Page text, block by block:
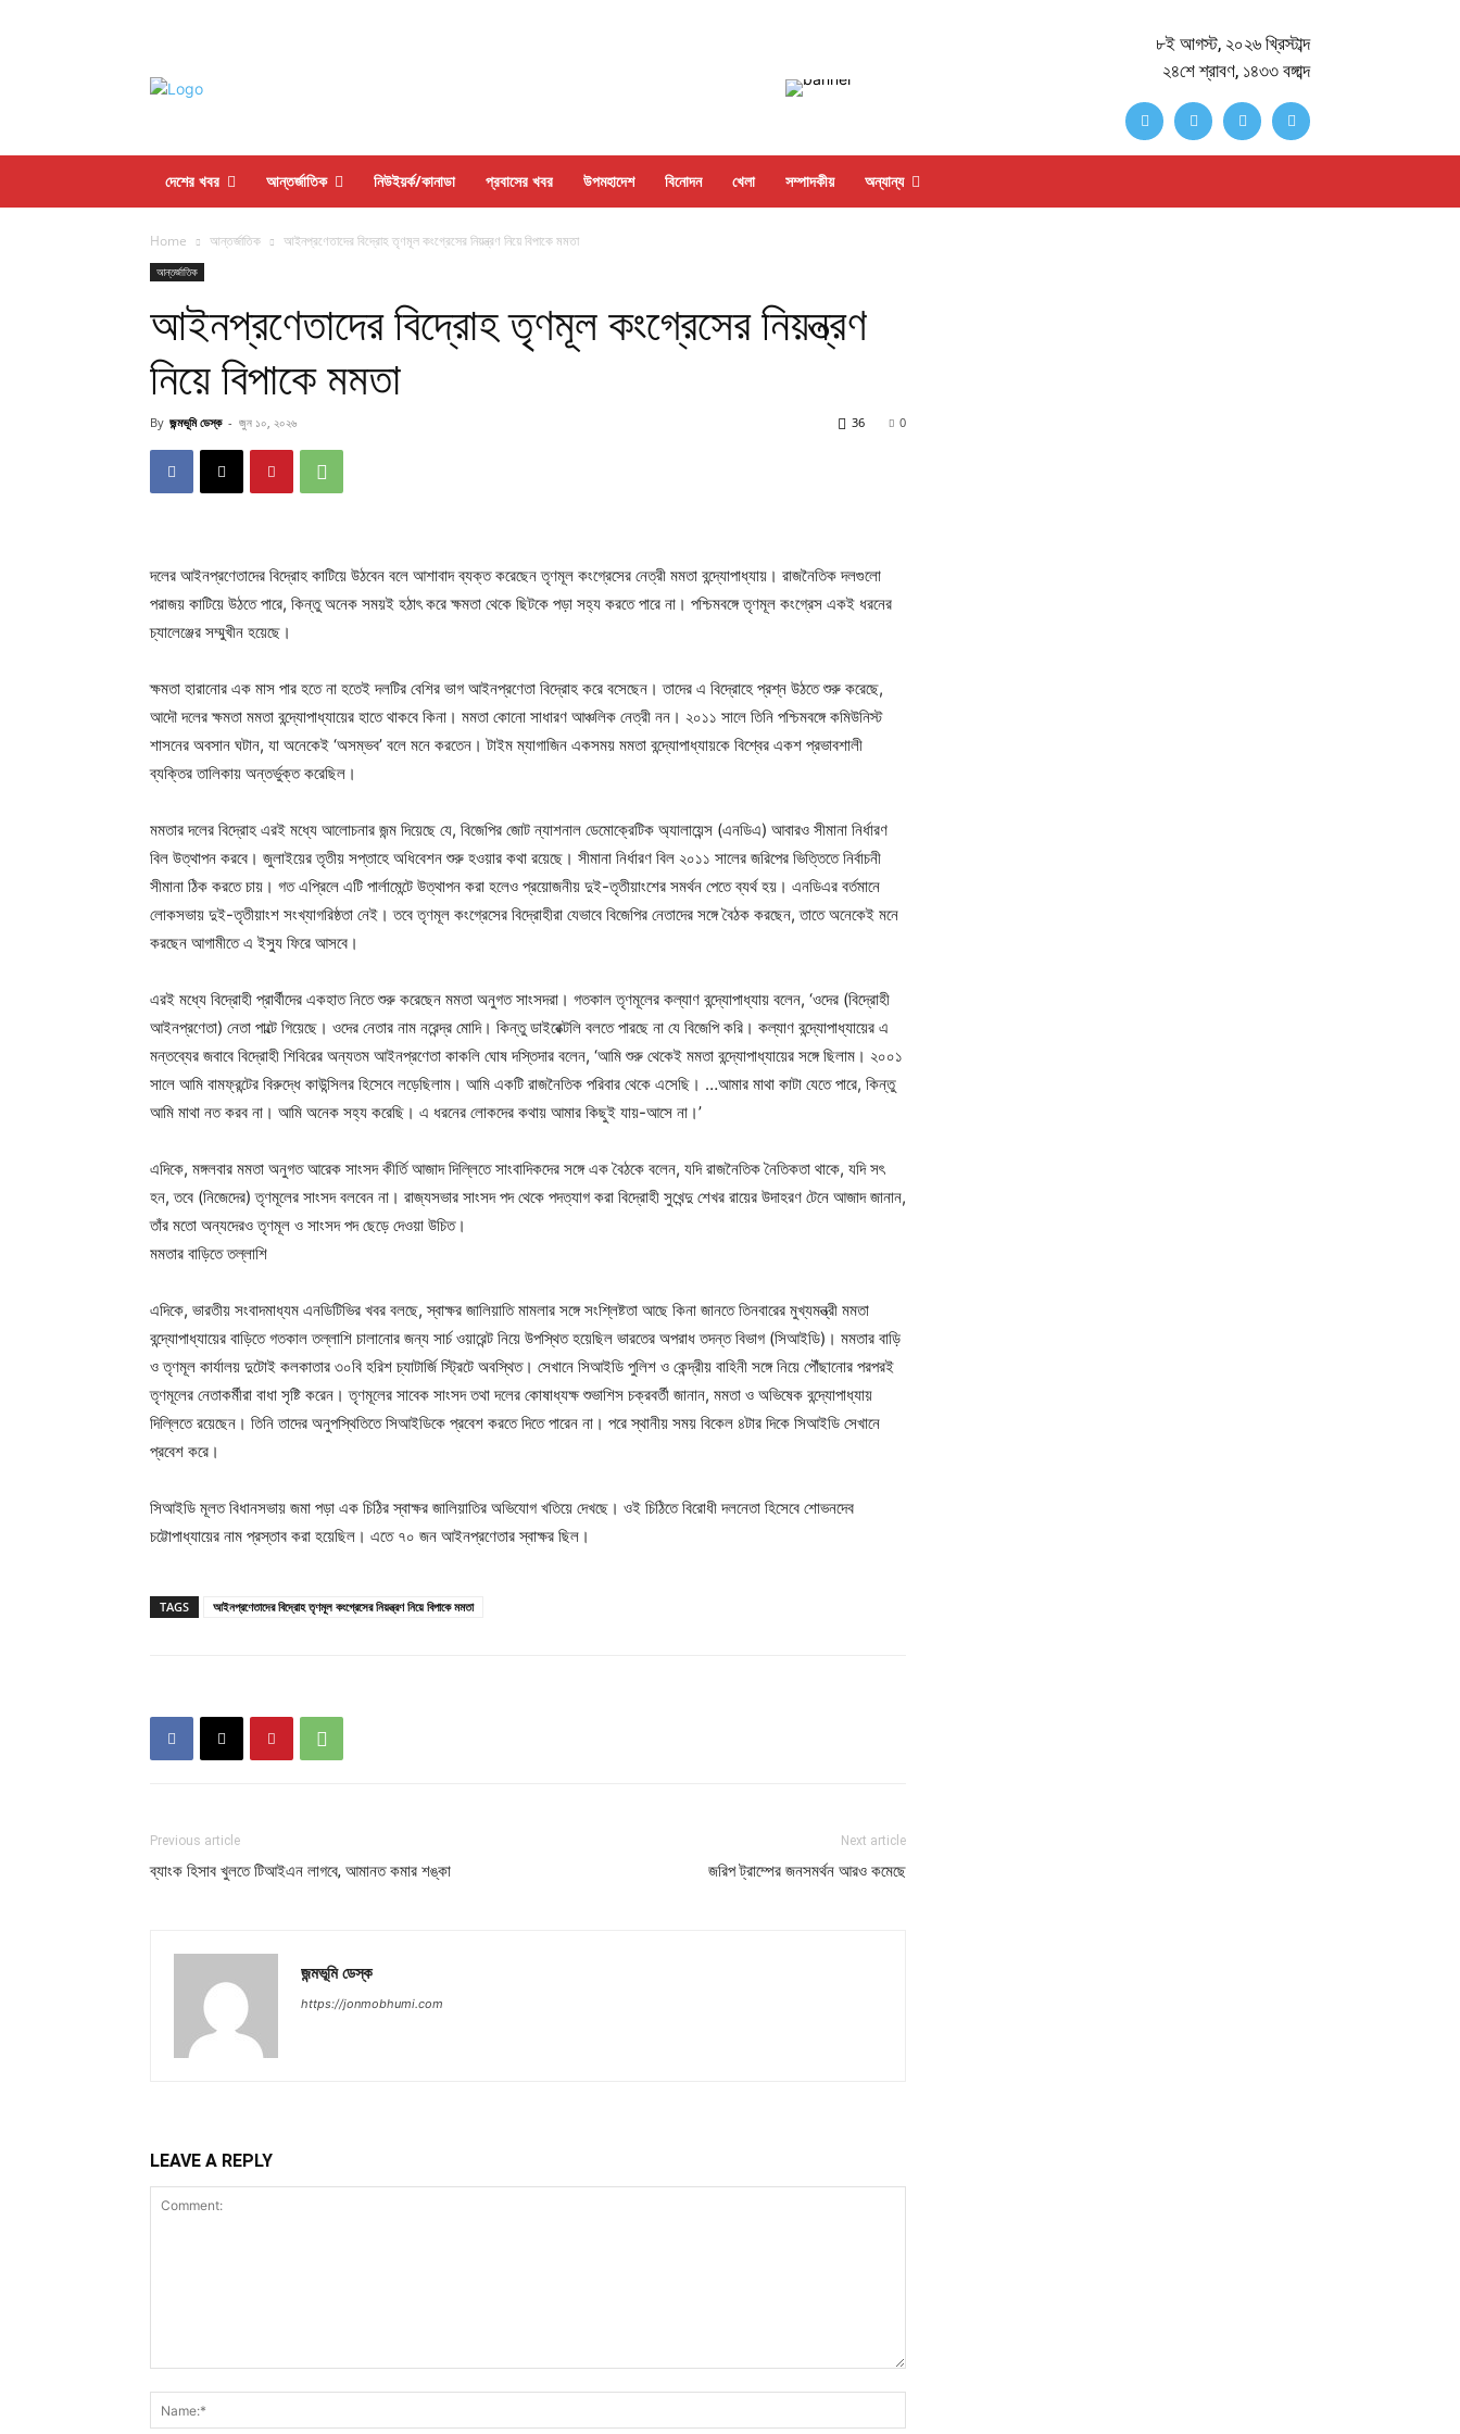
৮ই আগস্ট, ২০২৬ খ্রিস্টাব্দ
২৪শে শ্রাবণ, ১৪৩৩ বঙ্গাব্দ
দেশের খবর আন্তর্জাতিক নিউইয়র্ক/কানাডা প্রবাসের খবর উপমহাদেশ বিনোদন খেলা সম্পাদকীয় অন্যান্য
Home আন্তর্জাতিক আইনপ্রণেতাদের বিদ্রোহ তৃণমূল কংগ্রেসের নিয়ন্ত্রণ নিয়ে বিপাকে মমতা
আন্তর্জাতিক
আইনপ্রণেতাদের বিদ্রোহ তৃণমূল কংগ্রেসের নিয়ন্ত্রণ
নিয়ে বিপাকে মমতা
By জন্মভূমি ডেস্ক - জুন ১০, ২০২৬ 0
36
দলের আইনপ্রণেতাদের বিদ্রোহ কাটিয়ে উঠবেন বলে আশাবাদ ব্যক্ত করেছেন তৃণমূল কংগ্রেসের নেত্রী মমতা বন্দ্যোপাধ্যায়। রাজনৈতিক দলগুলো
পরাজয় কাটিয়ে উঠতে পারে, কিন্তু অনেক সময়ই হঠাৎ করে ক্ষমতা থেকে ছিটকে পড়া সহ্য করতে পারে না। পশ্চিমবঙ্গে তৃণমূল কংগ্রেস একই ধরনের
চ্যালেঞ্জের সম্মুখীন হয়েছে।
ক্ষমতা হারানোর এক মাস পার হতে না হতেই দলটির বেশির ভাগ আইনপ্রণেতা বিদ্রোহ করে বসেছেন। তাদের এ বিদ্রোহে প্রশ্ন উঠতে শুরু করেছে,
আদৌ দলের ক্ষমতা মমতা বন্দ্যোপাধ্যায়ের হাতে থাকবে কিনা। মমতা কোনো সাধারণ আঞ্চলিক নেত্রী নন। ২০১১ সালে তিনি পশ্চিমবঙ্গে কমিউনিস্ট
শাসনের অবসান ঘটান, যা অনেকেই ‘অসম্ভব’ বলে মনে করতেন। টাইম ম্যাগাজিন একসময় মমতা বন্দ্যোপাধ্যায়কে বিশ্বের একশ প্রভাবশালী
ব্যক্তির তালিকায় অন্তর্ভুক্ত করেছিল।
মমতার দলের বিদ্রোহ এরই মধ্যে আলোচনার জন্ম দিয়েছে যে, বিজেপির জোট ন্যাশনাল ডেমোক্রেটিক অ্যালায়েন্স (এনডিএ) আবারও সীমানা নির্ধারণ
বিল উত্থাপন করবে। জুলাইয়ের তৃতীয় সপ্তাহে অধিবেশন শুরু হওয়ার কথা রয়েছে। সীমানা নির্ধারণ বিল ২০১১ সালের জরিপের ভিত্তিতে নির্বাচনী
সীমানা ঠিক করতে চায়। গত এপ্রিলে এটি পার্লামেন্টে উত্থাপন করা হলেও প্রয়োজনীয় দুই-তৃতীয়াংশের সমর্থন পেতে ব্যর্থ হয়। এনডিএর বর্তমানে
লোকসভায় দুই-তৃতীয়াংশ সংখ্যাগরিষ্ঠতা নেই। তবে তৃণমূল কংগ্রেসের বিদ্রোহীরা যেভাবে বিজেপির নেতাদের সঙ্গে বৈঠক করছেন, তাতে অনেকেই মনে
করছেন আগামীতে এ ইস্যু ফিরে আসবে।
এরই মধ্যে বিদ্রোহী প্রার্থীদের একহাত নিতে শুরু করেছেন মমতা অনুগত সাংসদরা। গতকাল তৃণমূলের কল্যাণ বন্দ্যোপাধ্যায় বলেন, ‘ওদের (বিদ্রোহী
আইনপ্রণেতা) নেতা পাল্টে গিয়েছে। ওদের নেতার নাম নরেন্দ্র মোদি। কিন্তু ডাইরেক্টলি বলতে পারছে না যে বিজেপি করি। কল্যাণ বন্দ্যোপাধ্যায়ের এ
মন্তব্যের জবাবে বিদ্রোহী শিবিরের অন্যতম আইনপ্রণেতা কাকলি ঘোষ দস্তিদার বলেন, ‘আমি শুরু থেকেই মমতা বন্দ্যোপাধ্যায়ের সঙ্গে ছিলাম। ২০০১
সালে আমি বামফ্রন্টের বিরুদ্ধে কাউন্সিলর হিসেবে লড়েছিলাম। আমি একটি রাজনৈতিক পরিবার থেকে এসেছি। …আমার মাথা কাটা যেতে পারে, কিন্তু
আমি মাথা নত করব না। আমি অনেক সহ্য করেছি। এ ধরনের লোকদের কথায় আমার কিছুই যায়-আসে না।’
এদিকে, মঙ্গলবার মমতা অনুগত আরেক সাংসদ কীর্তি আজাদ দিল্লিতে সাংবাদিকদের সঙ্গে এক বৈঠকে বলেন, যদি রাজনৈতিক নৈতিকতা থাকে, যদি সৎ
হন, তবে (নিজেদের) তৃণমূলের সাংসদ বলবেন না। রাজ্যসভার সাংসদ পদ থেকে পদত্যাগ করা বিদ্রোহী সুখেন্দু শেখর রায়ের উদাহরণ টেনে আজাদ জানান,
তাঁর মতো অন্যদেরও তৃণমূল ও সাংসদ পদ ছেড়ে দেওয়া উচিত।
মমতার বাড়িতে তল্লাশি
এদিকে, ভারতীয় সংবাদমাধ্যম এনডিটিভির খবর বলছে, স্বাক্ষর জালিয়াতি মামলার সঙ্গে সংশ্লিষ্টতা আছে কিনা জানতে তিনবারের মুখ্যমন্ত্রী মমতা
বন্দ্যোপাধ্যায়ের বাড়িতে গতকাল তল্লাশি চালানোর জন্য সার্চ ওয়ারেন্ট নিয়ে উপস্থিত হয়েছিল ভারতের অপরাধ তদন্ত বিভাগ (সিআইডি)। মমতার বাড়ি
ও তৃণমূল কার্যালয় দুটোই কলকাতার ৩০বি হরিশ চ্যাটার্জি স্ট্রিটে অবস্থিত। সেখানে সিআইডি পুলিশ ও কেন্দ্রীয় বাহিনী সঙ্গে নিয়ে পৌঁছানোর পরপরই
তৃণমূলের নেতাকর্মীরা বাধা সৃষ্টি করেন। তৃণমূলের সাবেক সাংসদ তথা দলের কোষাধ্যক্ষ শুভাশিস চক্রবর্তী জানান, মমতা ও অভিষেক বন্দ্যোপাধ্যায়
দিল্লিতে রয়েছেন। তিনি তাদের অনুপস্থিতিতে সিআইডিকে প্রবেশ করতে দিতে পারেন না। পরে স্থানীয় সময় বিকেল ৪টার দিকে সিআইডি সেখানে
প্রবেশ করে।
সিআইডি মূলত বিধানসভায় জমা পড়া এক চিঠির স্বাক্ষর জালিয়াতির অভিযোগ খতিয়ে দেখছে। ওই চিঠিতে বিরোধী দলনেতা হিসেবে শোভনদেব
চট্টোপাধ্যায়ের নাম প্রস্তাব করা হয়েছিল। এতে ৭০ জন আইনপ্রণেতার স্বাক্ষর ছিল।
TAGS আইনপ্রণেতাদের বিদ্রোহ তৃণমূল কংগ্রেসের নিয়ন্ত্রণ নিয়ে বিপাকে মমতা
Previous article
ব্যাংক হিসাব খুলতে টিআইএন লাগবে, আমানত কমার শঙ্কা
Next article
জরিপ ট্রাম্পের জনসমর্থন আরও কমেছে
জন্মভূমি ডেস্ক
https://jonmobhumi.com
LEAVE A REPLY